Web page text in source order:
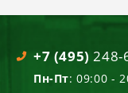
+7 (495) 248-
Пн-Пт: 09:00 -